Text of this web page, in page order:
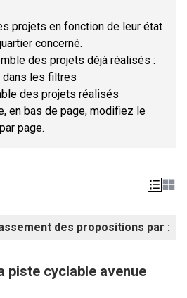
projets en fonction de leur état
concerné.
des projets déjà réalisés :
dans les filtres
des projets réalisés
en bas de page, modifiez le
page.
des propositions par :
piste cyclable avenue